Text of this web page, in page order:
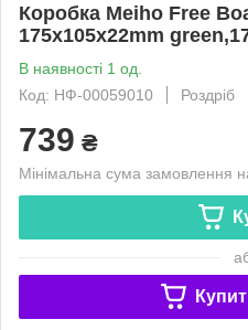
Коробка Meiho Free
175x105x22mm
В наявності 1 од.
Код: НФ-00059010
Роздріб
739 ₴
Мінімальна сума замовлення